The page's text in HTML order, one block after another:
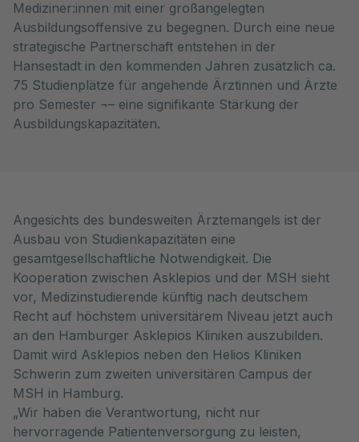
Mediziner:innen mit einer großangelegten
Ausbildungsoffensive zu begegnen. Durch eine neue
strategische Partnerschaft entstehen in der
Hansestadt in den kommenden Jahren zusätzlich ca.
75 Studienplätze für angehende Ärztinnen und Ärzte
pro Semester ¬– eine signifikante Stärkung der
Ausbildungskapazitäten.
Angesichts des bundesweiten Ärztemangels ist der
Ausbau von Studienkapazitäten eine
gesamtgesellschaftliche Notwendigkeit. Die
Kooperation zwischen Asklepios und der MSH sieht
vor, Medizinstudierende künftig nach deutschem
Recht auf höchstem universitärem Niveau jetzt auch
an den Hamburger Asklepios Kliniken auszubilden.
Damit wird Asklepios neben den Helios Kliniken
Schwerin zum zweiten universitären Campus der
MSH in Hamburg.
„Wir haben die Verantwortung, nicht nur
hervorragende Patientenversorgung zu leisten,